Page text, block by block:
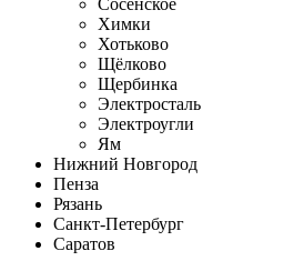
Сосенское
Химки
Хотьково
Щёлково
Щербинка
Электросталь
Электроугли
Ям
Нижний Новгород
Пенза
Рязань
Санкт-Петербург
Саратов